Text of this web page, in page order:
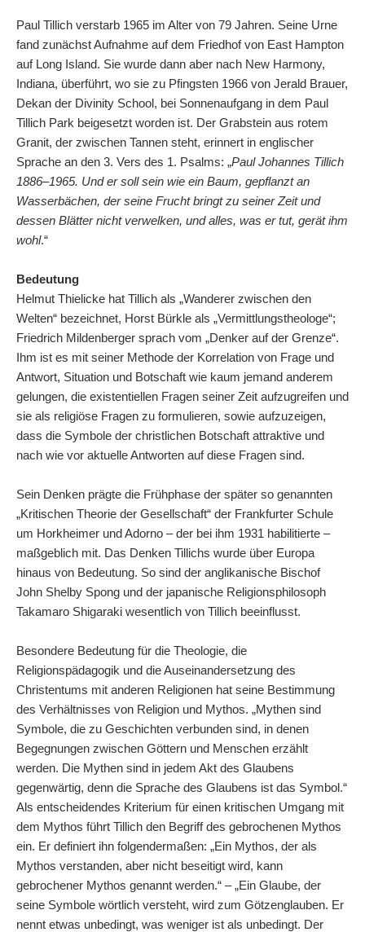
Paul Tillich verstarb 1965 im Alter von 79 Jahren. Seine Urne
fand zunächst Aufnahme auf dem Friedhof von East Hampton
auf Long Island. Sie wurde dann aber nach New Harmony,
Indiana, überführt, wo sie zu Pfingsten 1966 von Jerald Brauer,
Dekan der Divinity School, bei Sonnenaufgang in dem Paul
Tillich Park beigesetzt worden ist. Der Grabstein aus rotem
Granit, der zwischen Tannen steht, erinnert in englischer
Sprache an den 3. Vers des 1. Psalms: „Paul Johannes Tillich
1886–1965. Und er soll sein wie ein Baum, gepflanzt an
Wasserbächen, der seine Frucht bringt zu seiner Zeit und
dessen Blätter nicht verwelken, und alles, was er tut, gerät ihm
wohl.“
Bedeutung
Helmut Thielicke hat Tillich als „Wanderer zwischen den
Welten“ bezeichnet, Horst Bürkle als „Vermittlungstheologe“;
Friedrich Mildenberger sprach vom „Denker auf der Grenze“.
Ihm ist es mit seiner Methode der Korrelation von Frage und
Antwort, Situation und Botschaft wie kaum jemand anderem
gelungen, die existentiellen Fragen seiner Zeit aufzugreifen und
sie als religiöse Fragen zu formulieren, sowie aufzuzeigen,
dass die Symbole der christlichen Botschaft attraktive und
nach wie vor aktuelle Antworten auf diese Fragen sind.
Sein Denken prägte die Frühphase der später so genannten
„Kritischen Theorie der Gesellschaft“ der Frankfurter Schule
um Horkheimer und Adorno – der bei ihm 1931 habilitierte –
maßgeblich mit. Das Denken Tillichs wurde über Europa
hinaus von Bedeutung. So sind der anglikanische Bischof
John Shelby Spong und der japanische Religionsphilosoph
Takamaro Shigaraki wesentlich von Tillich beeinflusst.
Besondere Bedeutung für die Theologie, die
Religionspädagogik und die Auseinandersetzung des
Christentums mit anderen Religionen hat seine Bestimmung
des Verhältnisses von Religion und Mythos. „Mythen sind
Symbole, die zu Geschichten verbunden sind, in denen
Begegnungen zwischen Göttern und Menschen erzählt
werden. Die Mythen sind in jedem Akt des Glaubens
gegenwärtig, denn die Sprache des Glaubens ist das Symbol.“
Als entscheidendes Kriterium für einen kritischen Umgang mit
dem Mythos führt Tillich den Begriff des gebrochenen Mythos
ein. Er definiert ihn folgendermaßen: „Ein Mythos, der als
Mythos verstanden, aber nicht beseitigt wird, kann
gebrochener Mythos genannt werden.“ – „Ein Glaube, der
seine Symbole wörtlich versteht, wird zum Götzenglauben. Er
nennt etwas unbedingt, was weniger ist als unbedingt. Der